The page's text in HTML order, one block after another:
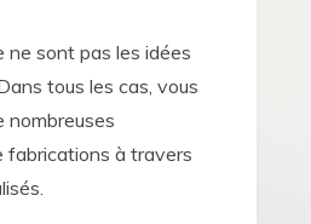
ne sont pas les idées
tous les cas, vous
nombreuses
fabrications à travers